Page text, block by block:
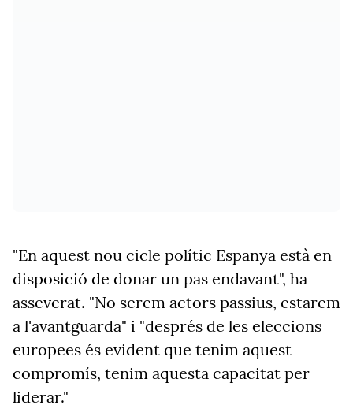
"En aquest nou cicle polític Espanya està en
disposició de donar un pas endavant", ha
asseverat. "No serem actors passius, estarem
a l'avantguarda" i "després de les eleccions
europees és evident que tenim aquest
compromís, tenim aquesta capacitat per
liderar."